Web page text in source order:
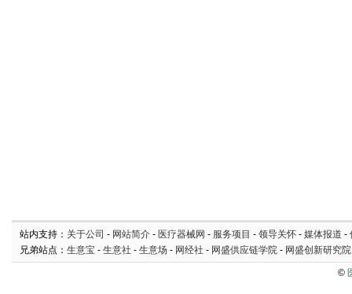
站内支持： 关于公司 - 网站简介 - 医疗器械网 - 服务项目 - 领导关怀 - 媒体报道 -
兄弟站点： 生意宝 - 生意社 - 生意场 - 网经社 - 网盛供应链学院 - 网盛创新研究院
©